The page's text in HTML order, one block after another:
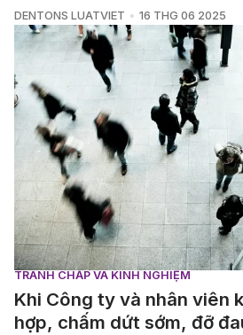
DENTONS LUATVIET 16 THG 06 2025
TRANH CHẤP VÀ KINH NGHIỆM
Khi Công ty và nhân viên
hợp, chấm dứt sớm, đỡ